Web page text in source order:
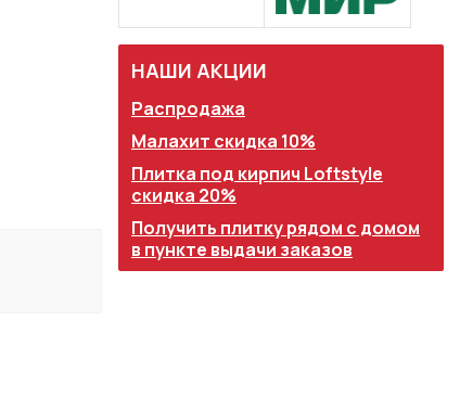
НАШИ АКЦИИ
Распродажа
Малахит скидка 10%
Плитка под кирпич Loftstyle
скидка 20%
Получить плитку рядом с домом
в пункте выдачи заказов